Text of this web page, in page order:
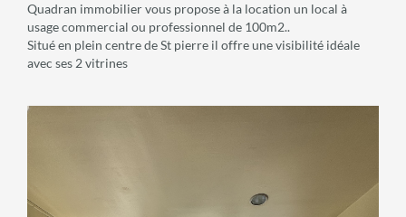
Quadran immobilier vous propose à la location un local à
usage commercial ou professionnel de 100m2..
Situé en plein centre de St pierre il offre une visibilité idéale
avec ses 2 vitrines